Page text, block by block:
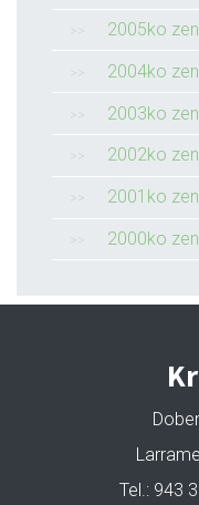
2005ko
2004ko
2003ko
2002ko
2001ko
2000ko
Tel.: 943